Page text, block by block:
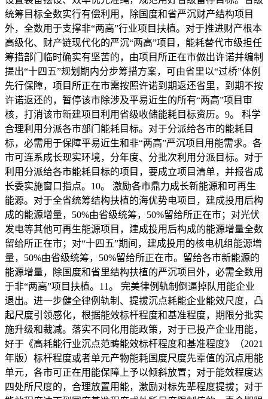
统筹目标全数实行有偿利用，除国度和省严沉财产结构项目
外，全数用于支撑非“两高”行业项目扶植。对于推进财产根本
高级化、财产链现代化的严沉“两高”项目，能耗替代市级担任
筹措部门临时确实有坚苦的，由项目所正在市做出许诺并编制
提出“十四五”规划期内分步筹措方案，可由省里以“过桥”体例
先行保障，项目所正在市需按照许诺到期返还省里，到期不按
许诺返还的，暂停该市除涉及平易近生的所有“两高”项目审
核，打消该市新建项目利用省级收储能耗目标资历。9。 科学
合理利用分派各市部门能耗目标。对于分派给各市的能耗目
标，必需用于保障平易近生和非“两高”严沉项目用能需求。各
市可连系成长现实环境，分年度、分批次利用分派目标。对于
利用分派给各市能耗目标的项目，要成立项目清单，并报省成
长委实施窗口指点。10。 激励各市鼎力成长新能源和可再生
能源。对于全省统筹结构扶植的海优势电项目，建成投用后构
成的能源增量，50%由省级统筹，50%留给所正在市；对光伏
发电等其他可再生能源项目，建成投用后构成的能源增量全数
留给所正在市；对“十四五”期间，建成投用的核电机组能源增
量，50%由省级统筹，50%留给所正在市。留给各市新能源的
能源增量，除国度和省里结构扶植的严沉项目外，必需全数用
于非“两高”项目扶植。11。 完美律例轨制倒逼掉队用能企业
退出。进一步健全律例轨制、提拔沉点耗能企业能效尺度，凸
起尺度引领感化，根据能效标杆程度和基准程度，期限分批实
施升级和裁减。落实不同化用能政策，对于已投产企业用能，
好于《高耗能行业沉点范畴能效标杆程度和基准程度》（2021
年版）标杆程度或者单元产物能耗国度尺度先辈值的沉点用能
单元，各市可正在用能保障上予以倾斜放置；对于能效程度达
四处所尺度的，合理放置用能，激励对标先辈程度提拔；对于